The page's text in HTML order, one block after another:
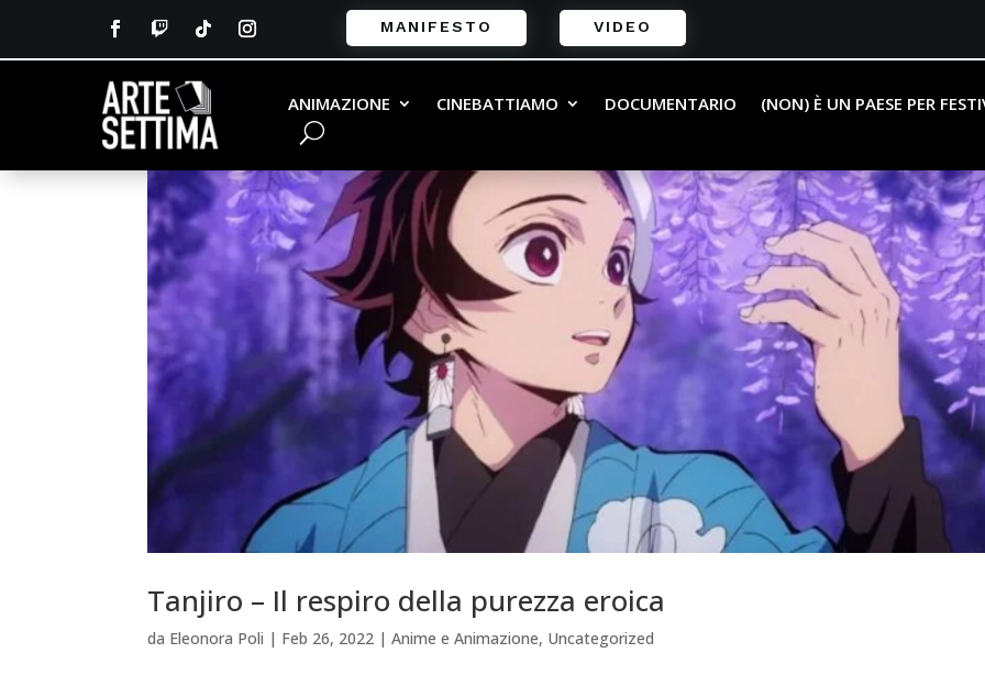
MANIFESTO VIDEO
ANIMAZIONE CINEBATTIAMO DOCUMENTARIO (NON) È UN PAESE PER
Tanjiro – Il respiro della purezza eroica
da Eleonora Poli | Feb 26, 2022 |Anime e Animazione, Uncategorized